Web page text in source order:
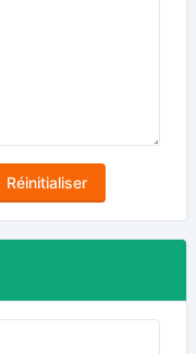
Réinitialiser